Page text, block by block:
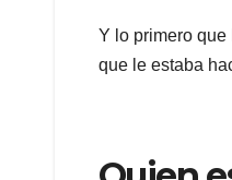
Y lo primero
que le estaba